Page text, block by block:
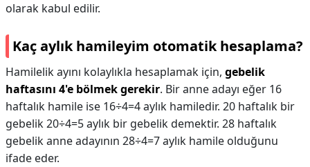
olarak kabul edilir.
Kaç aylık hamileyim otomatik hesaplama?
Hamilelik ayını kolaylıkla hesaplamak için, gebelik
haftasını 4'e bölmek gerekir. Bir anne adayı eğer 16
haftalık hamile ise 16÷4=4 aylık hamiledir. 20 haftalık bir
gebelik 20÷4=5 aylık bir gebelik demektir. 28 haftalık
gebelik anne adayının 28÷4=7 aylık hamile olduğunu
ifade eder.